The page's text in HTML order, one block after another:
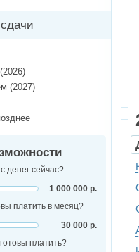
(2027)
денег сейчас?
1 000 000 р.
платить в месяц?
30 000 р.
платить?